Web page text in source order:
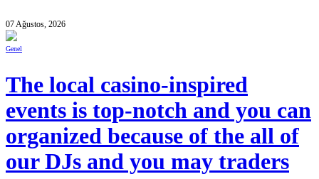
07 Ağustos, 2026
Genel
The local casino-inspired
events is top-notch and you can
organized because of the all of
our DJs and you may traders